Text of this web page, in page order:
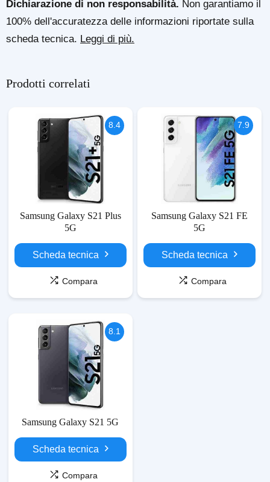
Dichiarazione di non responsabilità. Non garantiamo il
100% dell'accuratezza delle informazioni riportate sulla
scheda tecnica. Leggi di più.
Prodotti correlati
8.4
Samsung Galaxy S21 Plus
5G
Scheda tecnica
Compara
7.9
Samsung Galaxy S21 FE
5G
Scheda tecnica
Compara
8.1
Samsung Galaxy S21 5G
Scheda tecnica
Compara